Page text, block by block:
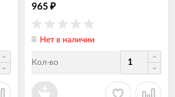
965 ₽
Нет в наличии
Кол-во